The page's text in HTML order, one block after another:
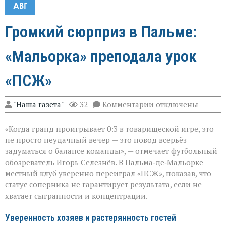
АВГ
Громкий сюрприз в Пальме:
«Мальорка» преподала урок
«ПСЖ»
"Наша газета" 32 Комментарии к
записи
сюрприз
в
Пальме:
«Мальорка»
преподала
урок
«ПСЖ»
отключены
«Когда гранд проигрывает 0:3 в товарищеской игре, это
не просто неудачный вечер — это повод всерьёз
задуматься о балансе команды», — отмечает футбольный
обозреватель Игорь Селезнёв. В Пальма‑де‑Мальорке
местный клуб уверенно переиграл «ПСЖ», показав, что
статус соперника не гарантирует результата, если не
хватает сыгранности и концентрации.
Уверенность хозяев и растерянность гостей